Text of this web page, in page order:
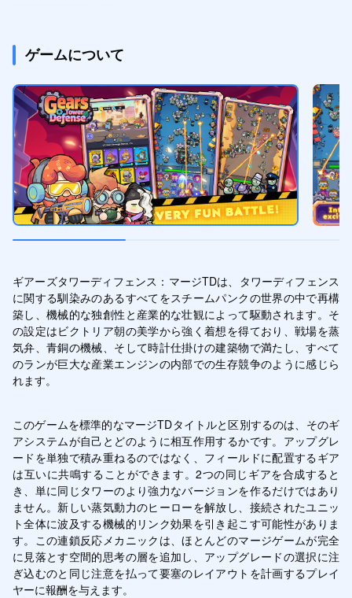
ゲームについて
ギアーズタワーディフェンス：マージTDは、タワーディフェンス
に関する馴染みのあるすべてをスチームパンクの世界の中で再構
築し、機械的な独創性と産業的な壮観によって駆動されます。そ
の設定はビクトリア朝の美学から強く着想を得ており、戦場を蒸
気弁、青銅の機械、そして時計仕掛けの建築物で満たし、すべて
のランが巨大な産業エンジンの内部での生存競争のように感じら
れます。
このゲームを標準的なマージTDタイトルと区別するのは、そのギ
アシステムが自己とどのように相互作用するかです。アップグレ
ードを単独で積み重ねるのではなく、フィールドに配置するギア
は互いに共鳴することができます。2つの同じギアを合成すると
き、単に同じタワーのより強力なバージョンを作るだけではあり
ません。新しい蒸気動力のヒーローを解放し、接続されたユニッ
ト全体に波及する機械的リンク効果を引き起こす可能性がありま
す。この連鎖反応メカニックは、ほとんどのマージゲームが完全
に見落とす空間的思考の層を追加し、アップグレードの選択に注
ぎ込むのと同じ注意を払って要塞のレイアウトを計画するプレイ
ヤーに報酬を与えます。